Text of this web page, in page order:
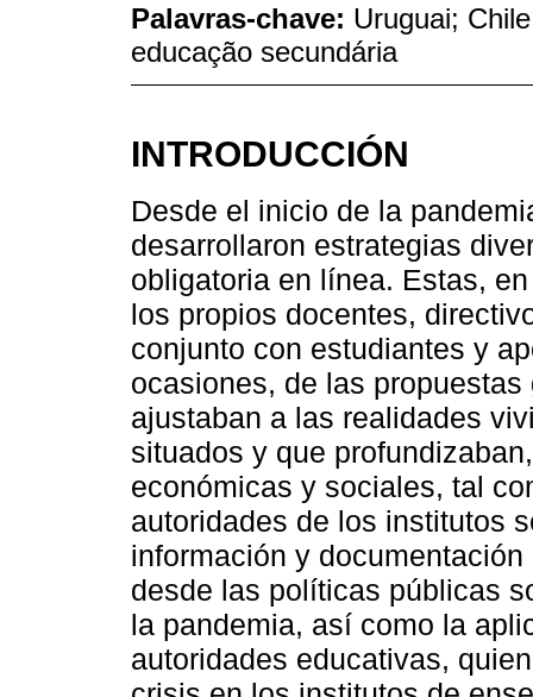
Palavras-chave: Uruguai;
educação secundária
INTRODUCCIÓN
Desde el inicio de la
desarrollaron estrategias
obligatoria en línea. Estas,
los propios docentes,
conjunto con estudiantes y
ocasiones, de las
ajustaban a las realidades
situados y que
económicas y sociales, tal
autoridades de los institutos
información y
desde las políticas públicas
la pandemia, así como la
autoridades educativas,